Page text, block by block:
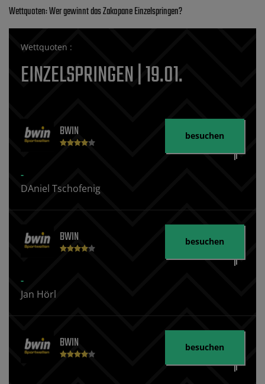
Wettquoten: Wer gewinnt das Zakopane Einzelspringen?
Wettquoten :
EINZELSPRINGEN | 19.01.
BWIN
-
DAniel Tschofenig
besuchen
BWIN
-
Jan Hörl
besuchen
BWIN besuchen